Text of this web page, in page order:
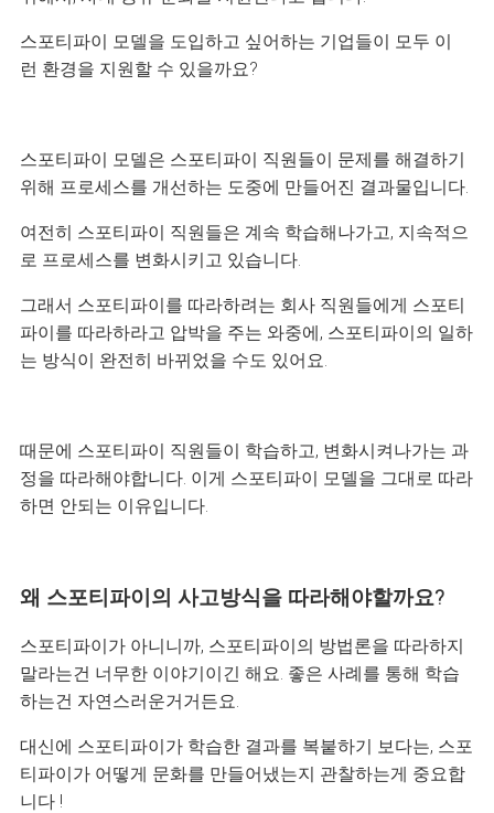
스포티파이 모델을 도입하고 싶어하는 기업들이 모두 이
런 환경을 지원할 수 있을까요?
스포티파이 모델은 스포티파이 직원들이 문제를 해결하기
위해 프로세스를 개선하는 도중에 만들어진 결과물입니다.
여전히 스포티파이 직원들은 계속 학습해나가고, 지속적으
로 프로세스를 변화시키고 있습니다.
그래서 스포티파이를 따라하려는 회사 직원들에게 스포티
파이를 따라하라고 압박을 주는 와중에, 스포티파이의 일하
는 방식이 완전히 바뀌었을 수도 있어요.
때문에 스포티파이 직원들이 학습하고, 변화시켜나가는 과
정을 따라해야합니다. 이게 스포티파이 모델을 그대로 따라
하면 안되는 이유입니다.
왜 스포티파이의 사고방식을 따라해야할까요?
스포티파이가 아니니까, 스포티파이의 방법론을 따라하지
말라는건 너무한 이야기이긴 해요. 좋은 사례를 통해 학습
하는건 자연스러운거거든요.
대신에 스포티파이가 학습한 결과를 복붙하기 보다는, 스포
티파이가 어떻게 문화를 만들어냈는지 관찰하는게 중요합
니다 !